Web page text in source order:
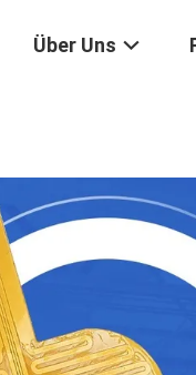
Über Uns